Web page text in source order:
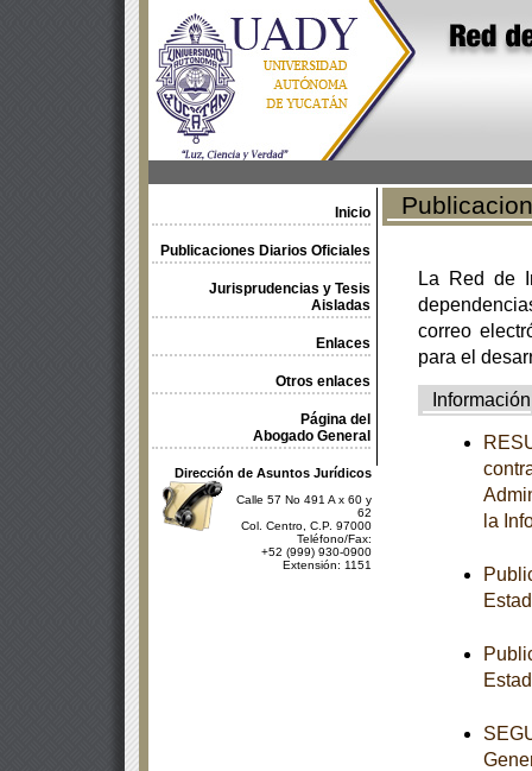
Inicio
Publicaciones Diarios Oficiales
Jurisprudencias y Tesis
Aisladas
Enlaces
Otros enlaces
Página del
Abogado General
Dirección de Asuntos Jurídicos
Calle 57 No 491 A x 60 y
62
Col. Centro, C.P. 97000
Teléfono/Fax:
+52 (999) 930-0900
Extensión: 1151
La Red de
correo
para el
Información
la